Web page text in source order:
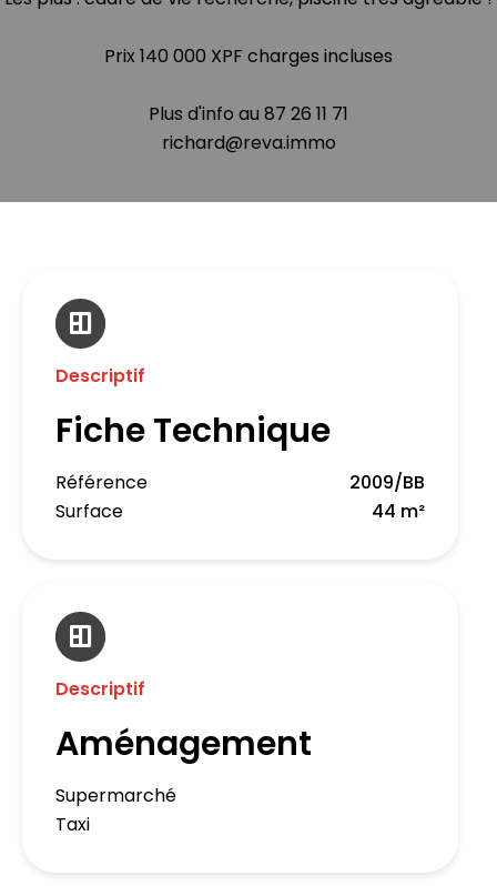
Prix 140 000 XPF charges incluses
Plus d'info au 87 26 11 71
richard@reva.immo
Descriptif
Fiche Technique
Référence
2009/BB
Surface
44 m²
Descriptif
Aménagement
Supermarché
Taxi